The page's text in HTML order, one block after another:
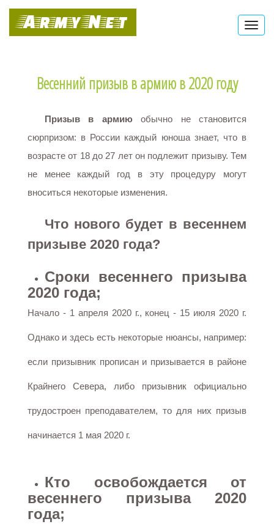
Army Net
Весенний призыв в армию в 2020 году
Призыв в армиюобычно не становится
сюрпризом: в России каждый юноша знает, что в
возрасте от 18 до 27 лет он подлежит призыву. Тем
не менее каждый год в эту процедуру могут
вноситься некоторые изменения.
Что нового будет в весеннем
призыве 2020 года?
Сроки весеннего призыва
2020 года;
Начало - 1 апреля 2020 г., конец - 15 июля 2020 г.
Однако и здесь есть некоторые нюансы, например:
если призывник прописан и призывается в районе
Крайнего Севера, либо призывник официально
трудостроен преподавателем, то для них призыв
начинается 1 мая 2020 г.
Кто освобождается от
весеннего призыва 2020
года;